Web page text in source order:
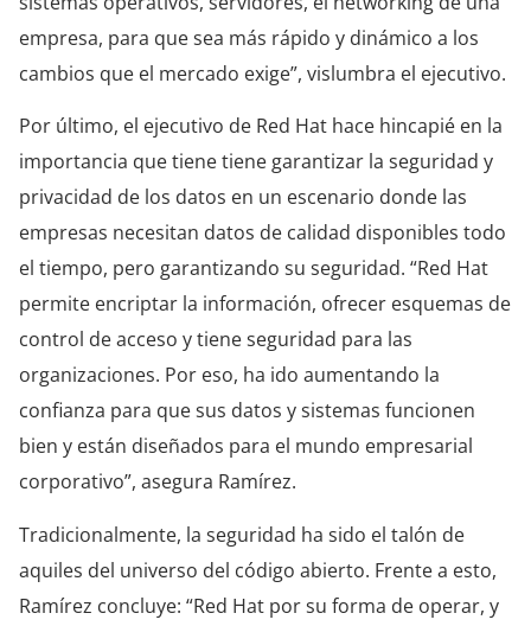
empresa, para que sea más rápido y dinámico a los
cambios que el mercado exige”, vislumbra el ejecutivo.
Por último, el ejecutivo de Red Hat hace hincapié en la
importancia que tiene tiene garantizar la seguridad y
privacidad de los datos en un escenario donde las
empresas necesitan datos de calidad disponibles todo
el tiempo, pero garantizando su seguridad. “Red Hat
permite encriptar la información, ofrecer esquemas de
control de acceso y tiene seguridad para las
organizaciones. Por eso, ha ido aumentando la
confianza para que sus datos y sistemas funcionen
bien y están diseñados para el mundo empresarial
corporativo”, asegura Ramírez.
Tradicionalmente, la seguridad ha sido el talón de
aquiles del universo del código abierto. Frente a esto,
Ramírez concluye: “Red Hat por su forma de operar, y